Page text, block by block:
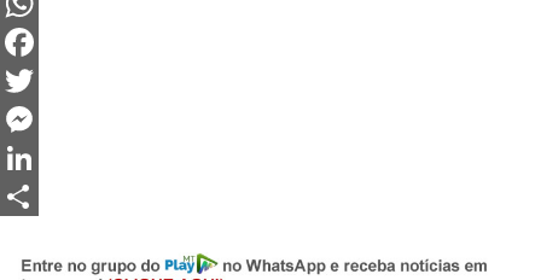
WhatsApp
Facebook
Twitter
Messenger
LinkedIn